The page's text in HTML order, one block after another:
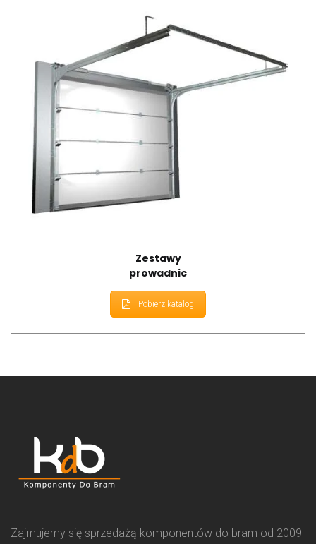
Zestawy
prowadnic
Pobierz katalog
Zajmujemy się sprzedażą komponentów do bram od 2009